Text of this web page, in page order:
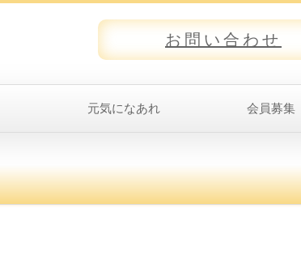
お問い合わせ
元気になあれ 会員募集